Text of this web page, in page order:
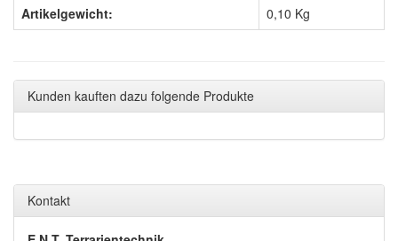
Artikelgewicht:
0,10 Kg
Kunden kauften dazu folgende Produkte
Kontakt